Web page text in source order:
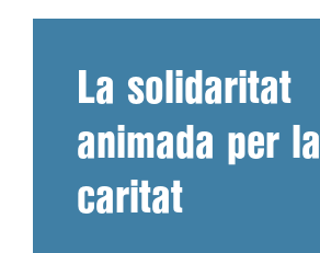
La solidaritat
animada per la
caritat